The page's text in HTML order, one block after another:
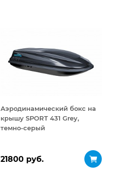
Аэродинамический бокс на
крышу SPORT 431 Grey,
темно-серый
21800 руб.